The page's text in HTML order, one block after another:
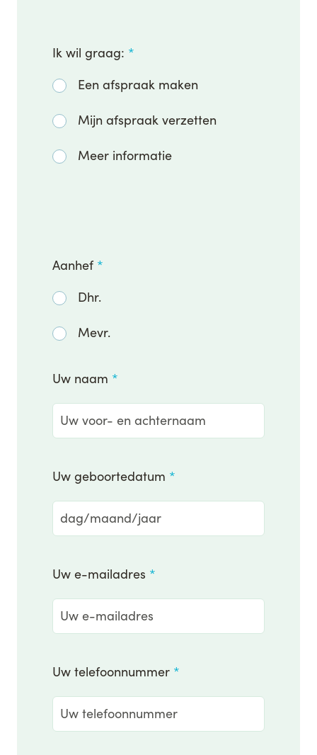
Ik wil graag: *
Een afspraak maken
Mijn afspraak verzetten
Meer informatie
Aanhef *
Dhr.
Mevr.
Uw naam *
Uw geboortedatum *
Uw e-mailadres *
Uw telefoonnummer *